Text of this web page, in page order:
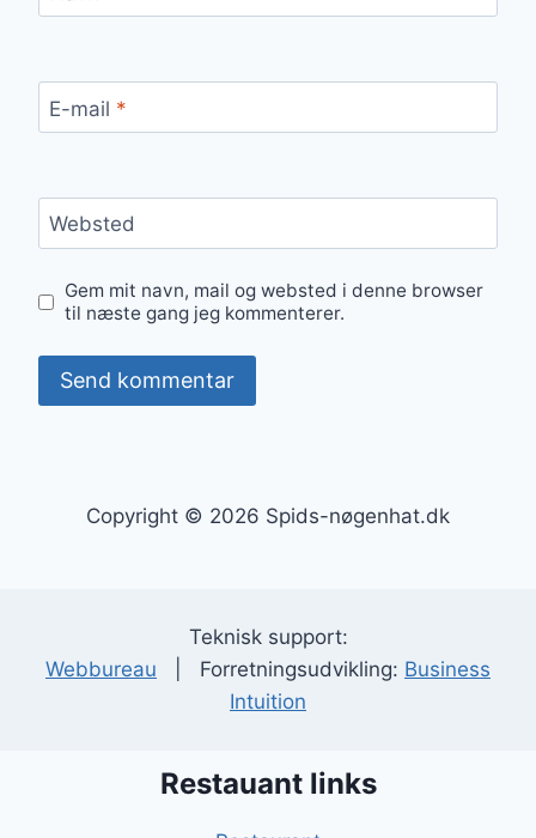
E-mail *
Websted
Gem mit navn, mail og websted i denne browser
til næste gang jeg kommenterer.
Copyright © 2026 Spids-nøgenhat.dk
Teknisk support:
Webbureau | Forretningsudvikling: Business
Intuition
Restauant links